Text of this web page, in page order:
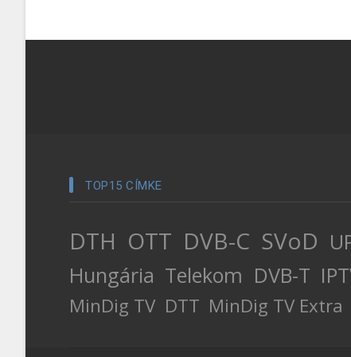
TOP15 CÍMKE
DTH OTT DVB-C SVoD
Hungária Telekom DVB-T
MinDig TV DTT MinDig TV Extra